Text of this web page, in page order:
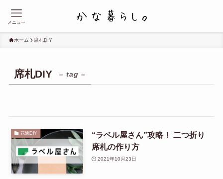
メニュー
ホーム 席札DIY
席札DIY – tag –
花嫁DIY
“ラベル屋さん”攻略！ 二つ折り
席札の作り方
2021年10月23日